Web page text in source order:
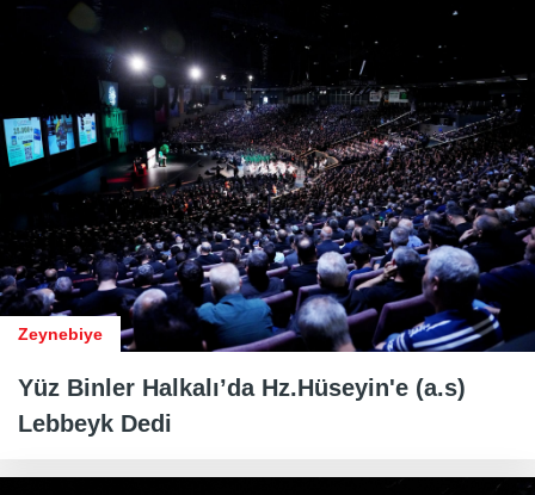
Zeynebiye
Yüz Binler Halkalı’da Hz.Hüseyin'e (a.s)
Lebbeyk Dedi